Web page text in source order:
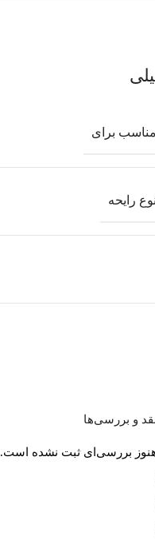
برای
رایحه
و بررسی‌ها
بررسی‌ای ثبت نشده است.